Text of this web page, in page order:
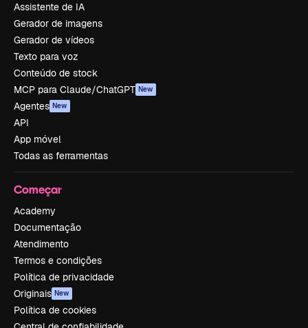
Assistente de IA
Gerador de imagens
Gerador de vídeos
Texto para voz
Conteúdo de stock
MCP para Claude/ChatGPT New
Agentes New
API
App móvel
Todas as ferramentas
Começar
Academy
Documentação
Atendimento
Termos e condições
Política de privacidade
Originais New
Política de cookies